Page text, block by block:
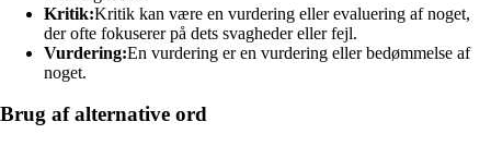
Kritik:Kritik kan være en vurdering eller evaluering af noget,
der ofte fokuserer på dets svagheder eller fejl.
Vurdering:En vurdering er en vurdering eller bedømmelse af
noget.
Brug af alternative ord